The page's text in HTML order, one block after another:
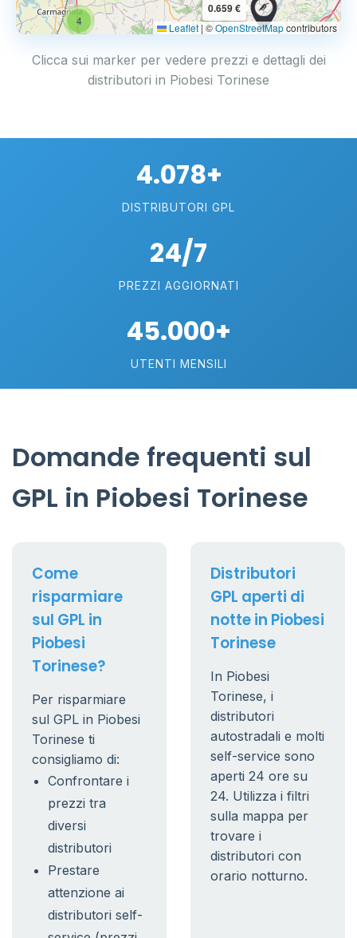
4
0.659 €
Leaflet | ©OpenStreetMapcontributors
Clicca sui marker per vedere prezzi e dettagli dei
distributori in Piobesi Torinese
4.078+
DISTRIBUTORI GPL
24/7
PREZZI AGGIORNATI
45.000+
UTENTI MENSILI
Domande frequenti sul
GPL in Piobesi Torinese
Come
risparmiare
sul GPL in
Piobesi
Torinese?
Per risparmiare
sul GPL in Piobesi
Torinese ti
consigliamo di:
Confrontare i
prezzi tra
diversi
distributori
Prestare
attenzione ai
distributori self-
Distributori
GPL aperti di
notte in Piobesi
Torinese
In Piobesi
Torinese, i
distributori
autostradali e molti
self-service sono
aperti 24 ore su
24. Utilizza i filtri
sulla mappa per
trovare i
distributori con
orario notturno.